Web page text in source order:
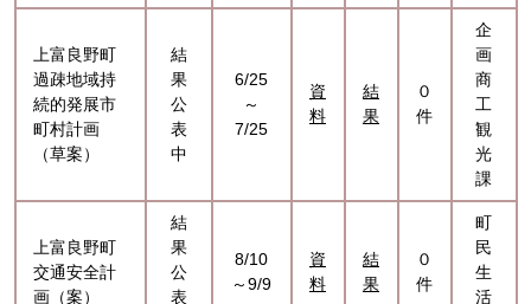
上富良野町
過疎地域持
続的発展市
町村計画
（草案）
結
果
公
表
中
6/25
～
7/25
資
料
結
果
０
件
企
画
商
工
観
光
課
上富良野町
交通安全計
画（案）
結
果
公
表
8/10
～9/9
資
料
結
果
０
件
町
民
生
活